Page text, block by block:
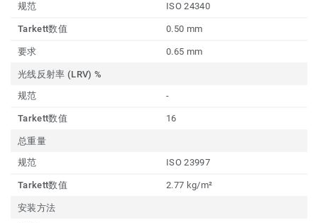
规范
ISO 24340
Tarkett数值 0.50 mm
要求 0.65 mm
光线反射率 (LRV) %
规范
-
Tarkett数值 16
总重量
规范
ISO 23997
Tarkett数值 2.77 kg/m²
安装方法